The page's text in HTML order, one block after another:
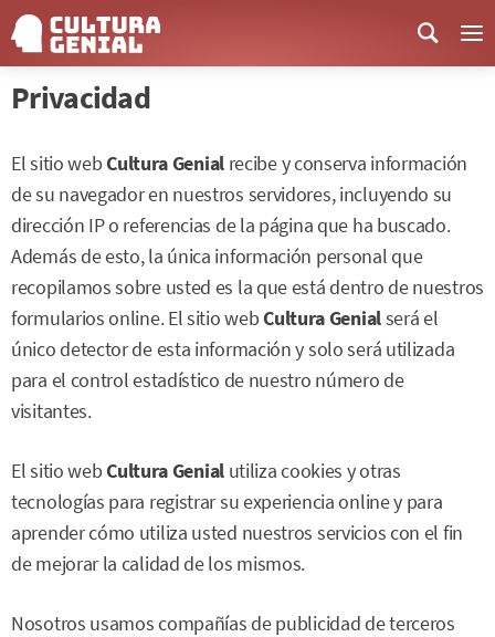
Privacidad
El sitio webCultura Genialrecibe y conserva información
de su navegador en nuestros servidores, incluyendo su
dirección IP o referencias de la página que ha buscado.
Además de esto, la única información personal que
recopilamos sobre usted es la que está dentro de nuestros
formularios online. El sitio webCultura Genialserá el
único detector de esta información y solo será utilizada
para el control estadístico de nuestro número de
visitantes.
El sitio webCultura Genial utiliza cookies y otras
tecnologías para registrar su experiencia online y para
aprender cómo utiliza usted nuestros servicios con el fin
de mejorar la calidad de los mismos.
Nosotros usamos compañías de publicidad de terceros